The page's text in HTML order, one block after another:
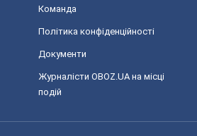
Команда
Політика конфіденційності
Документи
Журналісти OBOZ.UA на місці
подій